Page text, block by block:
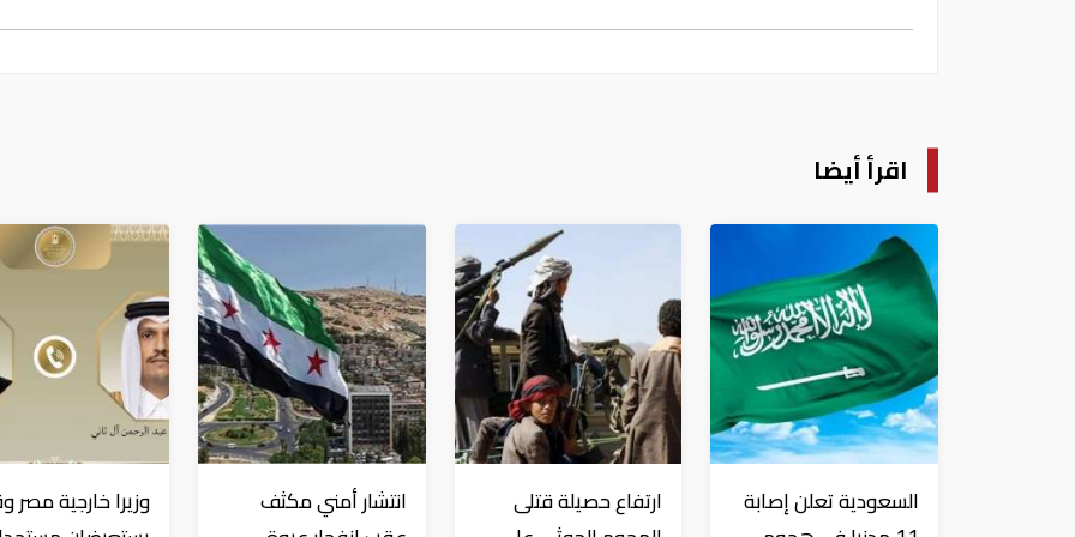
اقرأ أيضا
السعودية تعلن إصابة
ارتفاع حصيلة قتلى
انتشار أمني مكثف
وزيرا خارجية مصر